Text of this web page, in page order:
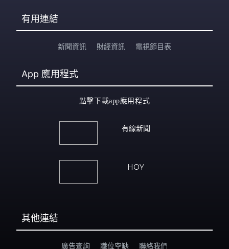
有用連結
新聞資訊 財經資訊 電視節目表
App 應用程式
點擊下載app應用程式
有線新聞
HOY
其他連結
廣告查詢 職位空缺 聯絡我們